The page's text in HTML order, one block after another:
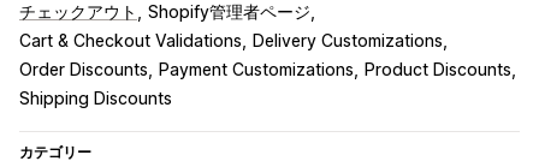
チェックアウト
Shopify管理者ページ
Cart & Checkout Validations
Delivery Customizations
Order Discounts
Payment Customizations
Product Discounts
Shipping Discounts
カテゴリー